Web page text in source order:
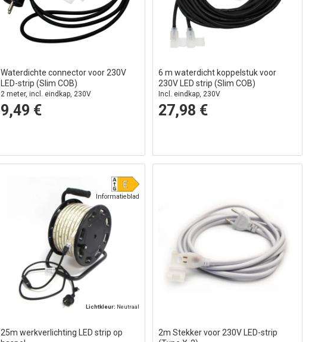
Waterdichte connector voor 230V
LED-strip (Slim COB)
2 meter, incl. eindkap, 230V
9,49 €
6 m waterdicht koppelstuk voor
230V LED strip (Slim COB)
Incl. eindkap, 230V
27,98 €
Informatieblad
Lichtkleur: Neutraal
25m werkverlichting LED strip op
2m Stekker voor 230V LED-strip